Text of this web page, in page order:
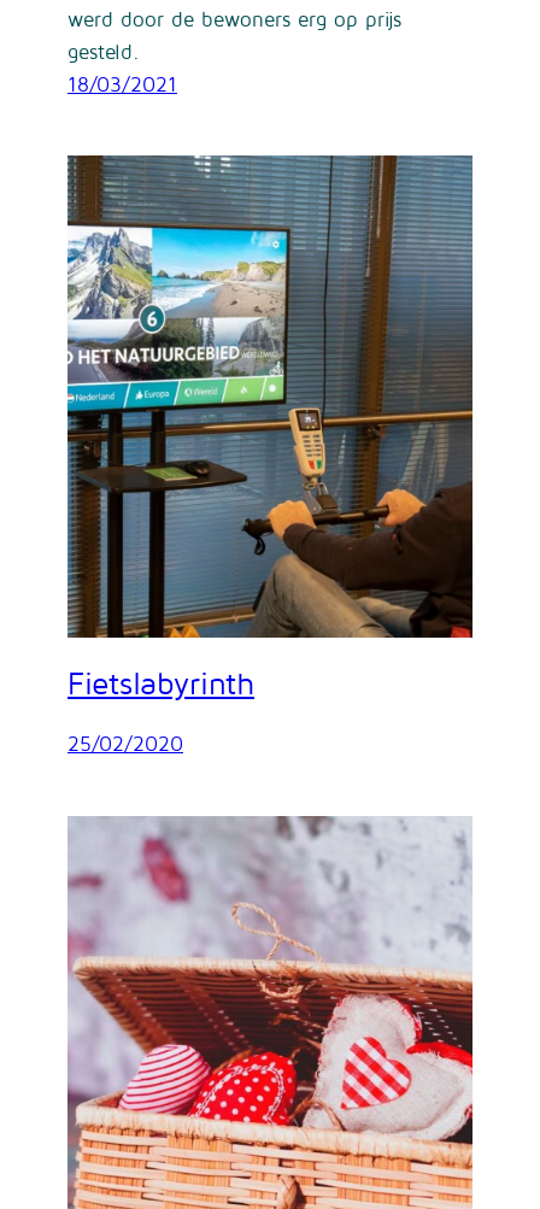
werd door de bewoners erg op prijs
gesteld.
18/03/2021
Fietslabyrinth
25/02/2020